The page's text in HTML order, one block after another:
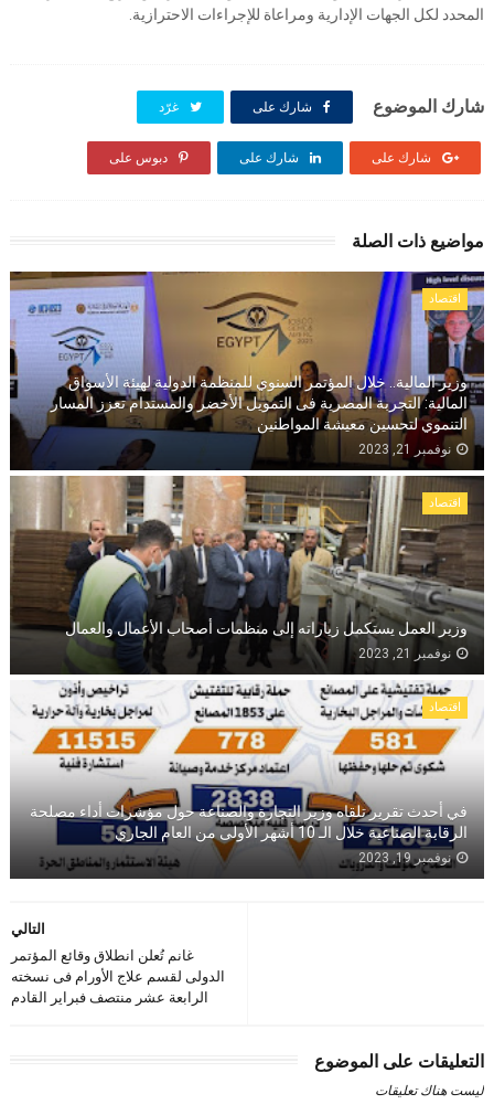
المحدد لكل الجهات الإدارية ومراعاة للإجراءات الاحترازية.
شارك الموضوع شارك على غرّد
شارك على شارك على دبوس على
مواضيع ذات الصلة
اقتصاد
وزير المالية.. خلال المؤتمر السنوي للمنظمة الدولية لهيئة الأسواق
المالية: التجربة المصرية فى التمويل الأخضر والمستدام تعزز المسار
التنموي لتحسين معيشة المواطنين
نوفمبر 21, 2023
اقتصاد
وزير العمل يستكمل زياراته إلى منظمات أصحاب الأعمال والعمال
نوفمبر 21, 2023
اقتصاد
في أحدث تقرير تلقاه وزير التجارة والصناعة حول مؤشرات أداء مصلحة
الرقابة الصناعية خلال الـ 10 أشهر الأولى من العام الجاري
نوفمبر 19, 2023
التالي
غانم تُعلن انطلاق وقائع المؤتمر
الدولى لقسم علاج الأورام فى نسخته
الرابعة عشر منتصف فبراير القادم
التعليقات على الموضوع
ليست هناك تعليقات